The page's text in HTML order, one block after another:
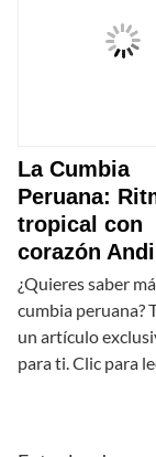
La Cumbia
Peruana:
tropical con
corazón
¿Quieres saber
cumbia peruana?
un artículo
para ti. Clic para